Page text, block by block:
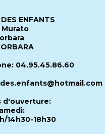
ENFANTS
04.95.45.86.60
d'ouverture:
14h30-18h30